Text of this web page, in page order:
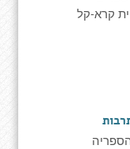
קרא-קל